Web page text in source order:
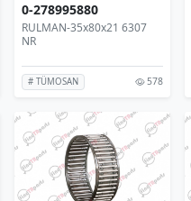
0-278995880
RULMAN-35x80x21 6307
NR
# TÜMOSAN 578